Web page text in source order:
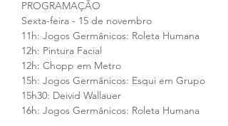
PROGRAMAÇÃO
Sexta-feira - 15 de novembro
11h: Jogos Germânicos: Roleta Humana
12h: Pintura Facial
12h: Chopp em Metro
15h: Jogos Germânicos: Esqui em Grupo
15h30: Deivid Wallauer
16h: Jogos Germânicos: Roleta Humana